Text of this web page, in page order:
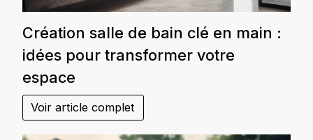
Création salle de bain clé en main :
idées pour transformer votre
espace
Voir article complet